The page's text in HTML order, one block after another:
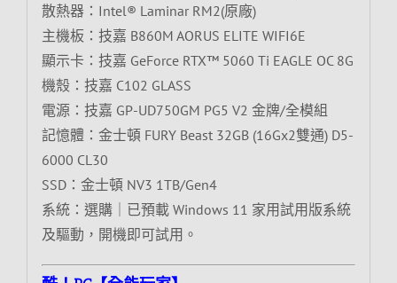
散熱器：Intel® Laminar RM2(原廠)
主機板：技嘉 B860M AORUS ELITE WIFI6E
顯示卡：技嘉 GeForce RTX™ 5060 Ti EAGLE OC 8G
機殼：技嘉 C102 GLASS
電源：技嘉 GP-UD750GM PG5 V2 金牌/全模組
記憶體：金士頓 FURY Beast 32GB (16Gx2雙通) D5-
6000 CL30
SSD：金士頓 NV3 1TB/Gen4
系統：選購｜已預載 Windows 11 家用試用版系統
及驅動，開機即可試用。